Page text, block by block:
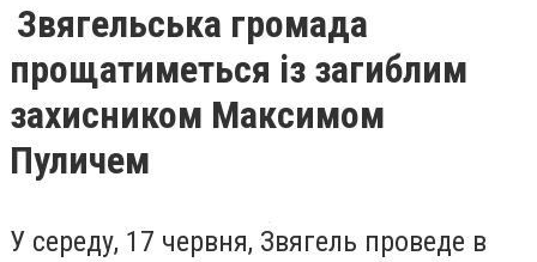
Звягельська громада
прощатиметься із загиблим
захисником Максимом
Пуличем
У середу, 17 червня, Звягель проведе в